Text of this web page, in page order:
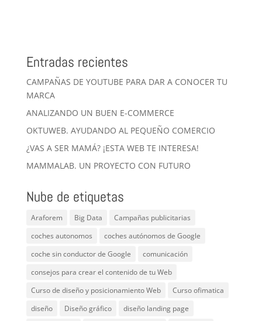
Entradas recientes
CAMPAÑAS DE YOUTUBE PARA DAR A CONOCER TU
MARCA
ANALIZANDO UN BUEN E-COMMERCE
OKTUWEB. AYUDANDO AL PEQUEÑO COMERCIO
¿VAS A SER MAMÁ? ¡ESTA WEB TE INTERESA!
MAMMALAB. UN PROYECTO CON FUTURO
Nube de etiquetas
Araforem Big Data
Campañas publicitarias
coches autonomos
coches autónomos de Google
coche sin conductor de Google
comunicación
consejos para crear el contenido de tu Web
Curso de diseño y posicionamiento Web
Curso ofimatica
diseño
Diseño gráfico
diseño landing page